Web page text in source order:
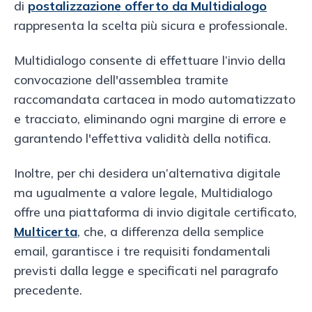
di postalizzazione offerto da Multidialogo
rappresenta la scelta più sicura e professionale.
Multidialogo consente di effettuare l’invio della
convocazione dell'assemblea tramite
raccomandata cartacea in modo automatizzato
e tracciato, eliminando ogni margine di errore e
garantendo l'effettiva validità della notifica.
Inoltre, per chi desidera un’alternativa digitale
ma ugualmente a valore legale, Multidialogo
offre una piattaforma di invio digitale certificato,
Multicerta, che, a differenza della semplice
email, garantisce i tre requisiti fondamentali
previsti dalla legge e specificati nel paragrafo
precedente.